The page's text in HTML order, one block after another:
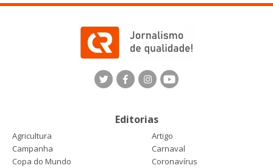
Editorias
Agricultura
Artigo
Campanha
Carnaval
Copa do Mundo
Coronavírus